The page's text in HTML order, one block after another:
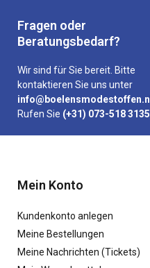
Fragen oder
Beratungsbedarf?
Wir sind für Sie bereit. Bitte
kontaktieren Sie uns unter
info@boelensmodestoffen.nl
Rufen Sie (+31) 073-518 3135
Mein Konto
Kundenkonto anlegen
Meine Bestellungen
Meine Nachrichten (Tickets)